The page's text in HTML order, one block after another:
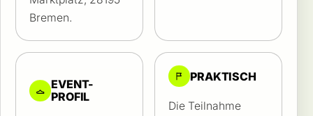
Bremen.
EVENT-
PROFIL
PRAKTISCH
Die Teilnahme